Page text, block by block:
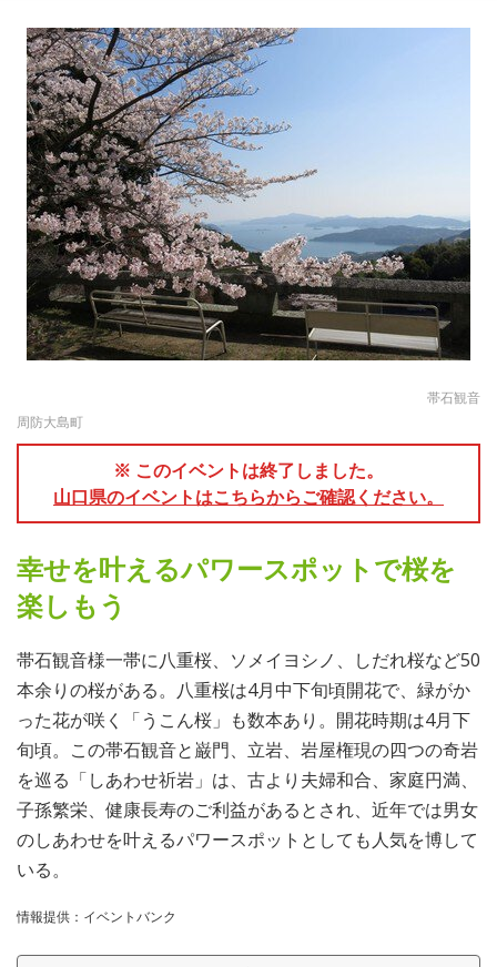
帯石観音
周防大島町
※ このイベントは終了しました。
山口県のイベントはこちらからご確認ください。
幸せを叶えるパワースポットで桜を
楽しもう
帯石観音様一帯に八重桜、ソメイヨシノ、しだれ桜など50
本余りの桜がある。八重桜は4月中下旬頃開花で、緑がか
った花が咲く「うこん桜」も数本あり。開花時期は4月下
旬頃。この帯石観音と巌門、立岩、岩屋権現の四つの奇岩
を巡る「しあわせ祈岩」は、古より夫婦和合、家庭円満、
子孫繁栄、健康長寿のご利益があるとされ、近年では男女
のしあわせを叶えるパワースポットとしても人気を博して
いる。
情報提供：イベントバンク